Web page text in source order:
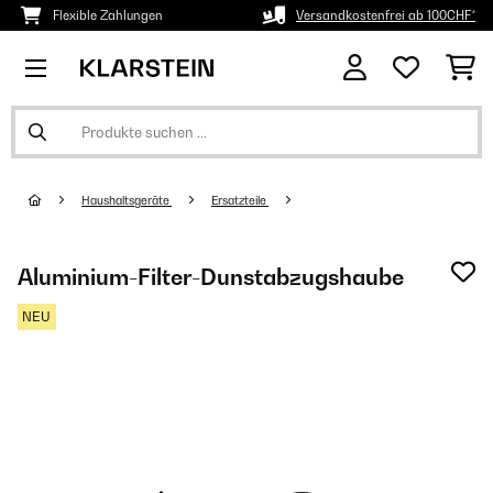
Flexible Zahlungen Versandkostenfrei ab 100CHF*
Haushaltsgeräte Ersatzteile
Aluminium-Filter-Dunstabzugshaube
NEU